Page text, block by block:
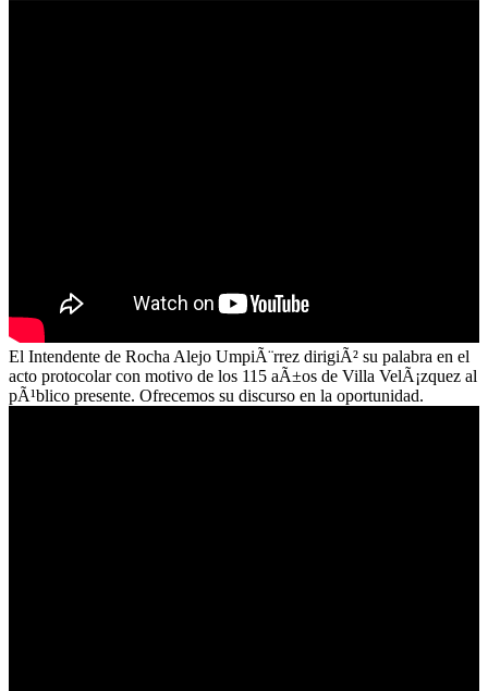
El Intendente de Rocha Alejo UmpiÃ¨rrez dirigiÃ² su palabra en el
acto protocolar con motivo de los 115 aÃ±os de Villa VelÃ¡zquez al
pÃ¹blico presente. Ofrecemos su discurso en la oportunidad.